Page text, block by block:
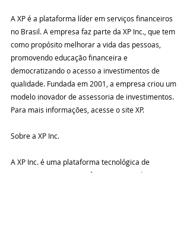
A XP é a plataforma líder em serviços financeiros
no Brasil. A empresa faz parte da XP Inc., que tem
como propósito melhorar a vida das pessoas,
promovendo educação financeira e
democratizando o acesso a investimentos de
qualidade. Fundada em 2001, a empresa criou um
modelo inovador de assessoria de investimentos.
Para mais informações, acesse o site XP.
Sobre a XP Inc.
A XP Inc. é uma plataforma tecnológica de
investimentos, serviços financeiros e educação,